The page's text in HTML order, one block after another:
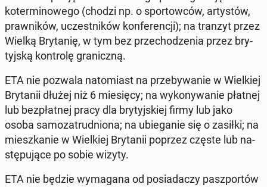
ko­ter­mi­no­we­go (chodzi np. o spor­tow­ców, ar­ty­stów,
praw­ni­ków, uczest­ni­ków kon­fe­ren­cji); na tranzyt przez
Wielką Bry­ta­nię, w tym bez prze­cho­dze­nia przez bry­
tyj­ską kon­tro­lę gra­nicz­ną.
ETA nie pozwala na­to­miast na prze­by­wa­nie w Wiel­kiej
Bry­ta­nii dłużej niż 6 mie­się­cy; na wy­ko­ny­wa­nie płatnej
lub bez­płat­nej pracy dla bry­tyj­skiej firmy lub jako
osoba sa­mo­za­trud­nio­na; na ubie­ga­nie się o zasiłki; na
miesz­ka­nie w Wiel­kiej Bry­ta­nii poprzez częste lub na­
stę­pu­ją­ce po sobie wizyty.
ETA nie będzie wy­ma­ga­na od po­sia­da­czy pasz­por­tów